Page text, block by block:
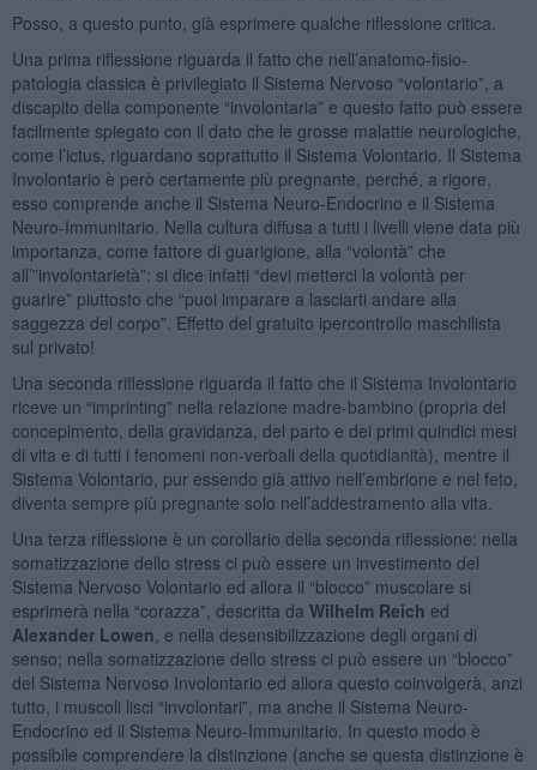
Posso, a questo punto, già esprimere qualche riflessione critica.
Una prima riflessione riguarda il fatto che nell’anatomo-fisio-
patologia classica è privilegiato il Sistema Nervoso “volontario”, a
discapito della componente “involontaria” e questo fatto può essere
facilmente spiegato con il dato che le grosse malattie neurologiche,
come l’ictus, riguardano soprattutto il Sistema Volontario. Il Sistema
Involontario è però certamente più pregnante, perché, a rigore,
esso comprende anche il Sistema Neuro-Endocrino e il Sistema
Neuro-Immunitario. Nella cultura diffusa a tutti i livelli viene data più
importanza, come fattore di guarigione, alla “volontà” che
all’”involontarietà”: si dice infatti “devi metterci la volontà per
guarire” piuttosto che “puoi imparare a lasciarti andare alla
saggezza del corpo”. Effetto del gratuito ipercontrollo maschilista
sul privato!
Una seconda riflessione riguarda il fatto che il Sistema Involontario
riceve un “imprinting” nella relazione madre-bambino (propria del
concepimento, della gravidanza, del parto e dei primi quindici mesi
di vita e di tutti i fenomeni non-verbali della quotidianità), mentre il
Sistema Volontario, pur essendo già attivo nell’embrione e nel feto,
diventa sempre più pregnante solo nell’addestramento alla vita.
Una terza riflessione è un corollario della seconda riflessione: nella
somatizzazione dello stress ci può essere un investimento del
Sistema Nervoso Volontario ed allora il “blocco” muscolare si
esprimerà nella “corazza”, descritta da Wilhelm Reich ed
Alexander Lowen , e nella desensibilizzazione degli organi di
senso; nella somatizzazione dello stress ci può essere un “blocco”
del Sistema Nervoso Involontario ed allora questo coinvolgerà, anzi
tutto, i muscoli lisci “involontari”, ma anche il Sistema Neuro-
Endocrino ed il Sistema Neuro-Immunitario. In questo modo è
possibile comprendere la distinzione (anche se questa distinzione è